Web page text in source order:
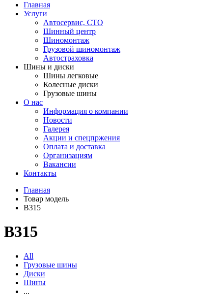
Главная
Услуги
Автосервис, СТО
Шинный центр
Шиномонтаж
Грузовой шиномонтаж
Автостраховка
Шины и диски
Шины легковые
Колесные диски
Грузовые шины
О нас
Информация о компании
Новости
Галерея
Акции и спецпржения
Оплата и доставка
Организациям
Вакансии
Контакты
Главная
Товар модель
B315
B315
All
Грузовые шины
Диски
Шины
...